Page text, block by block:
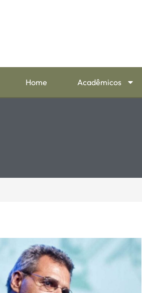
Home Acadêmicos